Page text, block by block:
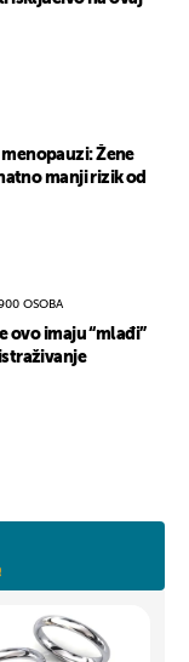
Žene
manji rizik od
OSOBA
ovo imaju “mlađi”